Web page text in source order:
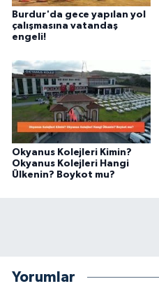
Burdur'da gece yapılan yol
çalışmasına vatandaş
engeli!
Okyanus Kolejleri Kimin?
Okyanus Kolejleri Hangi
Ülkenin? Boykot mu?
Yorumlar